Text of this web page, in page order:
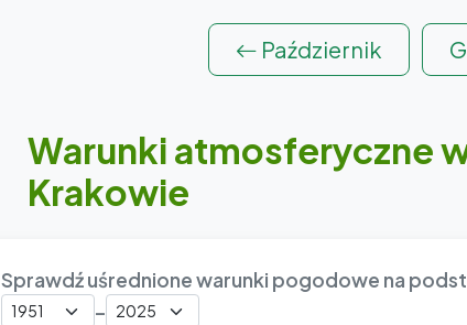
Październik
Warunki atmosferyczne
Krakowie
Sprawdź uśrednione warunki pogodowe na
–